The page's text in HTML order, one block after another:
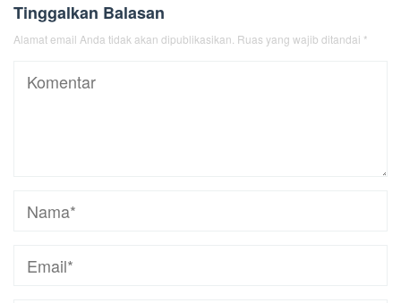
Tinggalkan Balasan
Alamat email Anda tidak akan dipublikasikan. Ruas yang wajib ditandai *